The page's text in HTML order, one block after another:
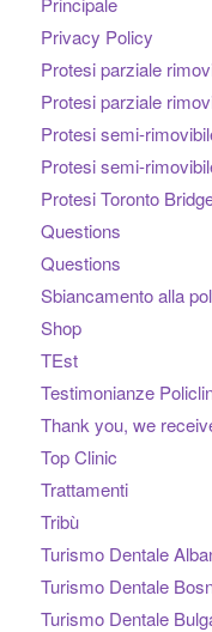
Privacy Policy
Protesi parziale
Protesi parziale
Protesi semi-
Protesi semi-
Protesi Toronto
Questions
Questions
Sbiancamento alla
Shop
TEst
Testimonianze
Thank you, we
Top Clinic
Trattamenti
Tribù
Turismo Dentale
Turismo Dentale
Turismo Dentale